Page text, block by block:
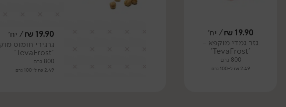
19.90
₪/ יח׳
גזר גמדי מוקפא -
'TevaFrost'
800 גרם
2.49 ₪ ל-100 גרם
19.90
₪/ יח׳
גרגירי חומוס
'TevaFrost'
800 גרם
2.49 ₪ ל-100 גרם